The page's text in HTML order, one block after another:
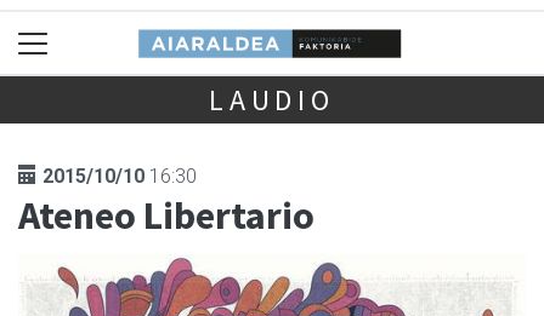
LAUDIO
2015/10/10 16:30
Ateneo Libertario